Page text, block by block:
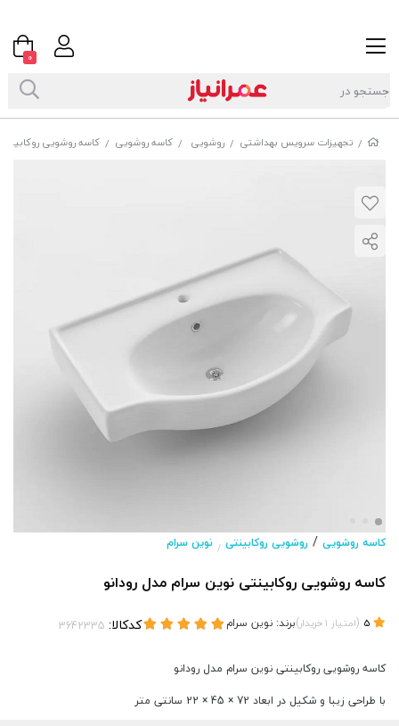
/ تجهیزات سرویس بهداشتی / روشویی / کاسه روشویی / کاسه روشویی
کاسه روشویی / روشویی روکابینتی / نوین سرام
کاسه روشویی روکابینتی نوین سرام مدل رودانو
(امتیاز 1خریدار)برند: نوین سرام کدکالا:
کاسه روشویی روکابینتی نوین سرام مدل رودانو
با طراحی زیبا و شکیل در ابعاد 72 × 45 × 22 سانتی متر
0